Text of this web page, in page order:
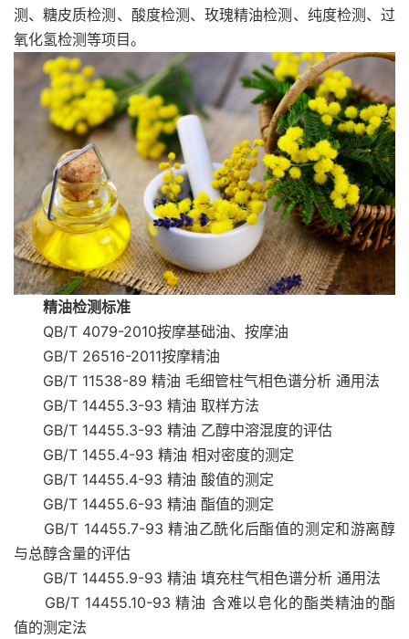
测、糖皮质检测、酸度检测、玫瑰精油检测、纯度检测、过
氧化氢检测等项目。
精油检测标准
QB/T 4079-2010按摩基础油、按摩油
GB/T 26516-2011按摩精油
GB/T 11538-89 精油 毛细管柱气相色谱分析 通用法
GB/T 14455.3-93 精油 取样方法
GB/T 14455.3-93 精油 乙醇中溶混度的评估
GB/T 1455.4-93 精油 相对密度的测定
GB/T 14455.4-93 精油 酸值的测定
GB/T 14455.6-93 精油 酯值的测定
GB/T 14455.7-93 精油乙酰化后酯值的测定和游离醇
与总醇含量的评估
GB/T 14455.9-93 精油 填充柱气相色谱分析 通用法
GB/T 14455.10-93 精油 含难以皂化的酯类精油的酯
值的测定法